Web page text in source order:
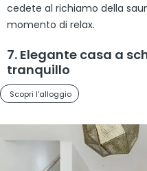
cedete al richiamo della
momento di relax.
7. Elegante casa a
tranquillo
Scopri l'alloggio